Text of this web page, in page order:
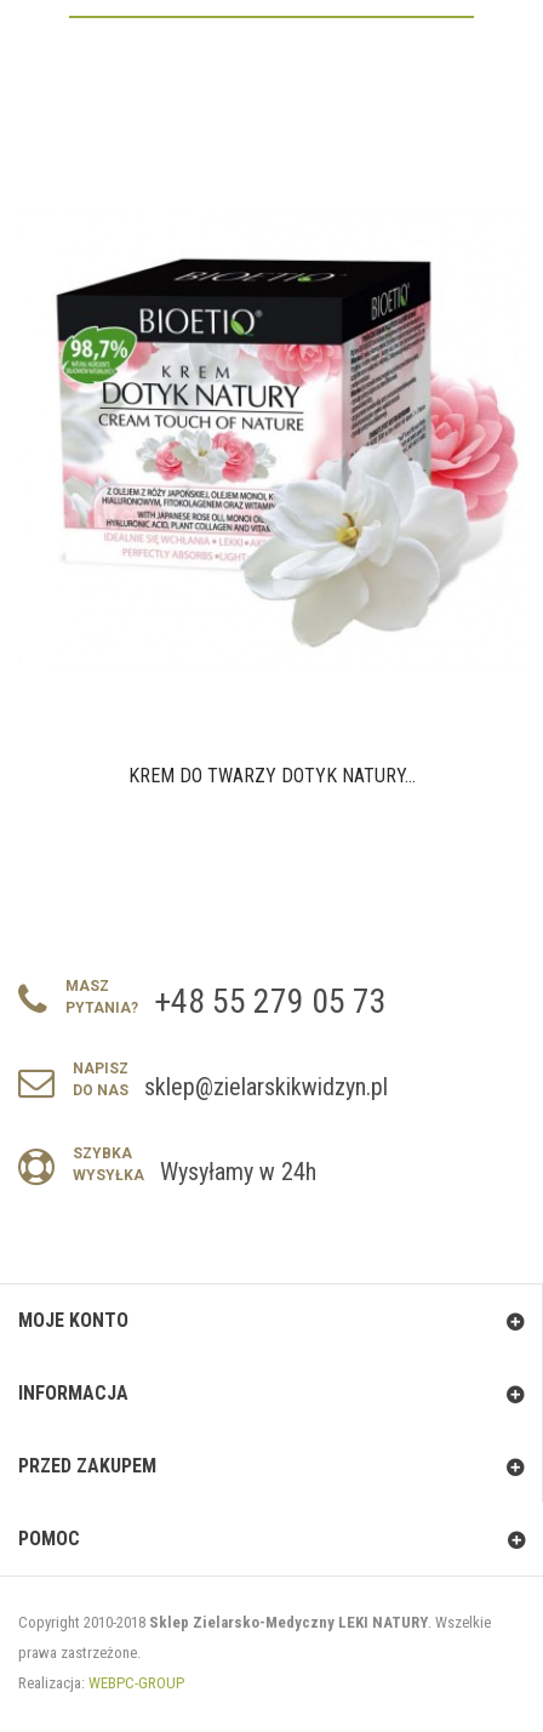
KREM DO TWARZY DOTYK NATURY...
MASZ
PYTANIA?
+48 55 279 05 73
NAPISZ
DO NAS
sklep@zielarskikwidzyn.pl
SZYBKA
WYSYŁKA
Wysyłamy w 24h
MOJE KONTO
INFORMACJA
PRZED ZAKUPEM
POMOC
Copyright 2010-2018 Sklep Zielarsko-Medyczny LEKI NATURY. Wszelkie
prawa zastrzeżone.
Realizacja: WEBPC-GROUP